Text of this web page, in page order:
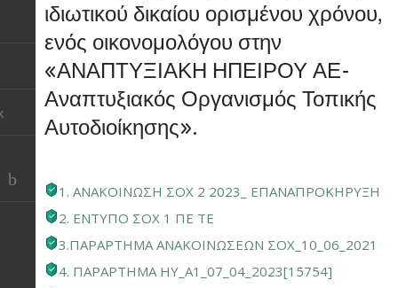
ιδιωτικού δικαίου ορισμένου χρόνου,
ενός οικονομολόγου στην
«ΑΝΑΠΤΥΞΙΑΚΗ ΗΠΕΙΡΟΥ ΑΕ-
Αναπτυξιακός Οργανισμός Τοπικής
Αυτοδιοίκησης».
1. ΑΝΑΚΟΙΝΩΣΗ ΣΟΧ 2 2023_ ΕΠΑΝΑΠΡΟΚΗΡΥΞΗ
2. ΕΝΤΥΠΟ ΣΟΧ 1 ΠΕ ΤΕ
3.ΠΑΡΑΡΤΗΜΑ ΑΝΑΚΟΙΝΩΣΕΩΝ ΣΟΧ_10_06_2021
4. ΠΑΡΑΡΤΗΜΑ ΗΥ_A1_07_04_2023[15754]